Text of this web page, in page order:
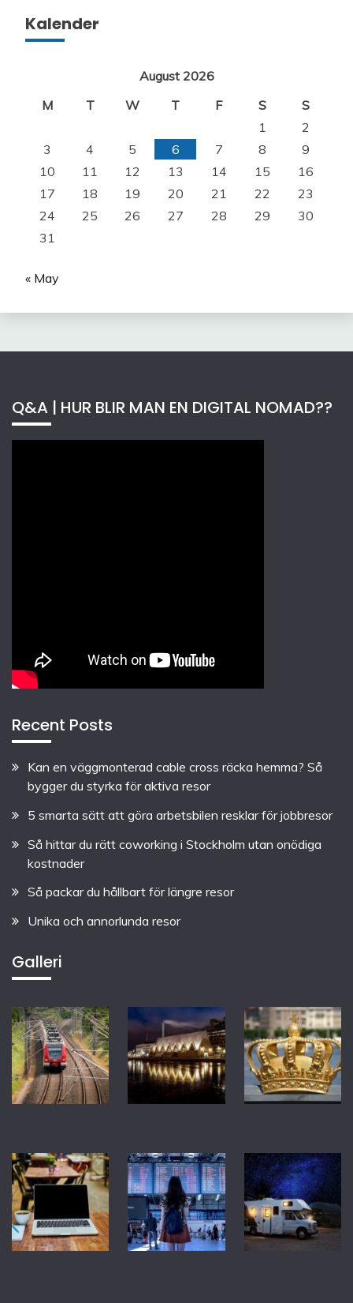
Kalender
August 2026
M
T W T F S
S
1
2
3
4 5 6 7 8
9
10
11 12 13 14 15
16
17
18 19 20 21 22
23
24
25 26 27 28 29
30
31
« May
Q&A | HUR BLIR MAN EN DIGITAL NOMAD??
Recent Posts
Kan en väggmonterad cable cross räcka hemma? Så
bygger du styrka för aktiva resor
5 smarta sätt att göra arbetsbilen resklar för jobbresor
Så hittar du rätt coworking i Stockholm utan onödiga
kostnader
Så packar du hållbart för längre resor
Unika och annorlunda resor
Galleri